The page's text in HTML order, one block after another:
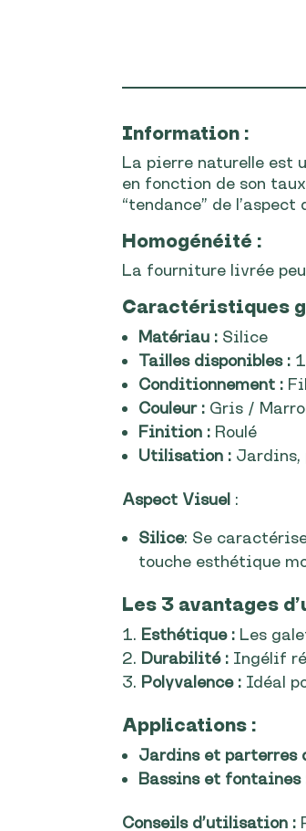
Information :
La pierre naturelle est
en fonction de son
“tendance” de l’aspect
Homogénéité :
La fourniture livrée
Caractéristiques
Matériau : Silice
Tailles disponibles :
Conditionnement :
Couleur : Gris /
Finition : Roulé
Utilisation : Jardins,
Aspect Visuel :
Silice: Se
touche esthétique
Les 3 avantages
Esthétique : Les
Durabilité : Ingélif
Polyvalence : Idéal
Applications :
Jardins et parterres
Bassins et fontaines
Conseils d’utilisation :